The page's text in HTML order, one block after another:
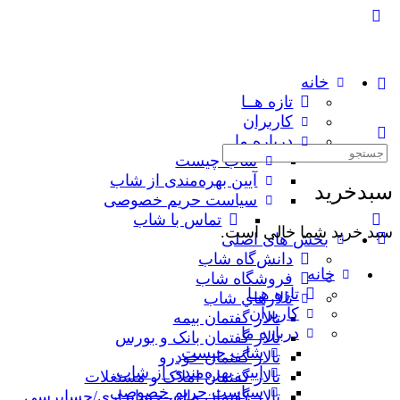
خانه
تازه هــا
کاربران
درباره ما
شاب چیست
آیین بهره‌مندی از شاب
سیاست حریم خصوصی
تماس با شاب
بخش های اصلی
دانش‌گاه شاب
فروشگاه شاب
تالارهاي شاب
تالار گفتمان بیمه
تالار گفتمان بانک و بورس
تالار گفتمان خودرو
تالار گفتمان املاک و مستغلات
تالار گفتمان مالی-حسابداری/حسابرسی
سبدخرید
سبد خرید شما خالی است.
جستجوی:
خانه
تازه هــا
کاربران
درباره ما
شاب چیست
آیین بهره‌مندی از شاب
سیاست حریم خصوصی